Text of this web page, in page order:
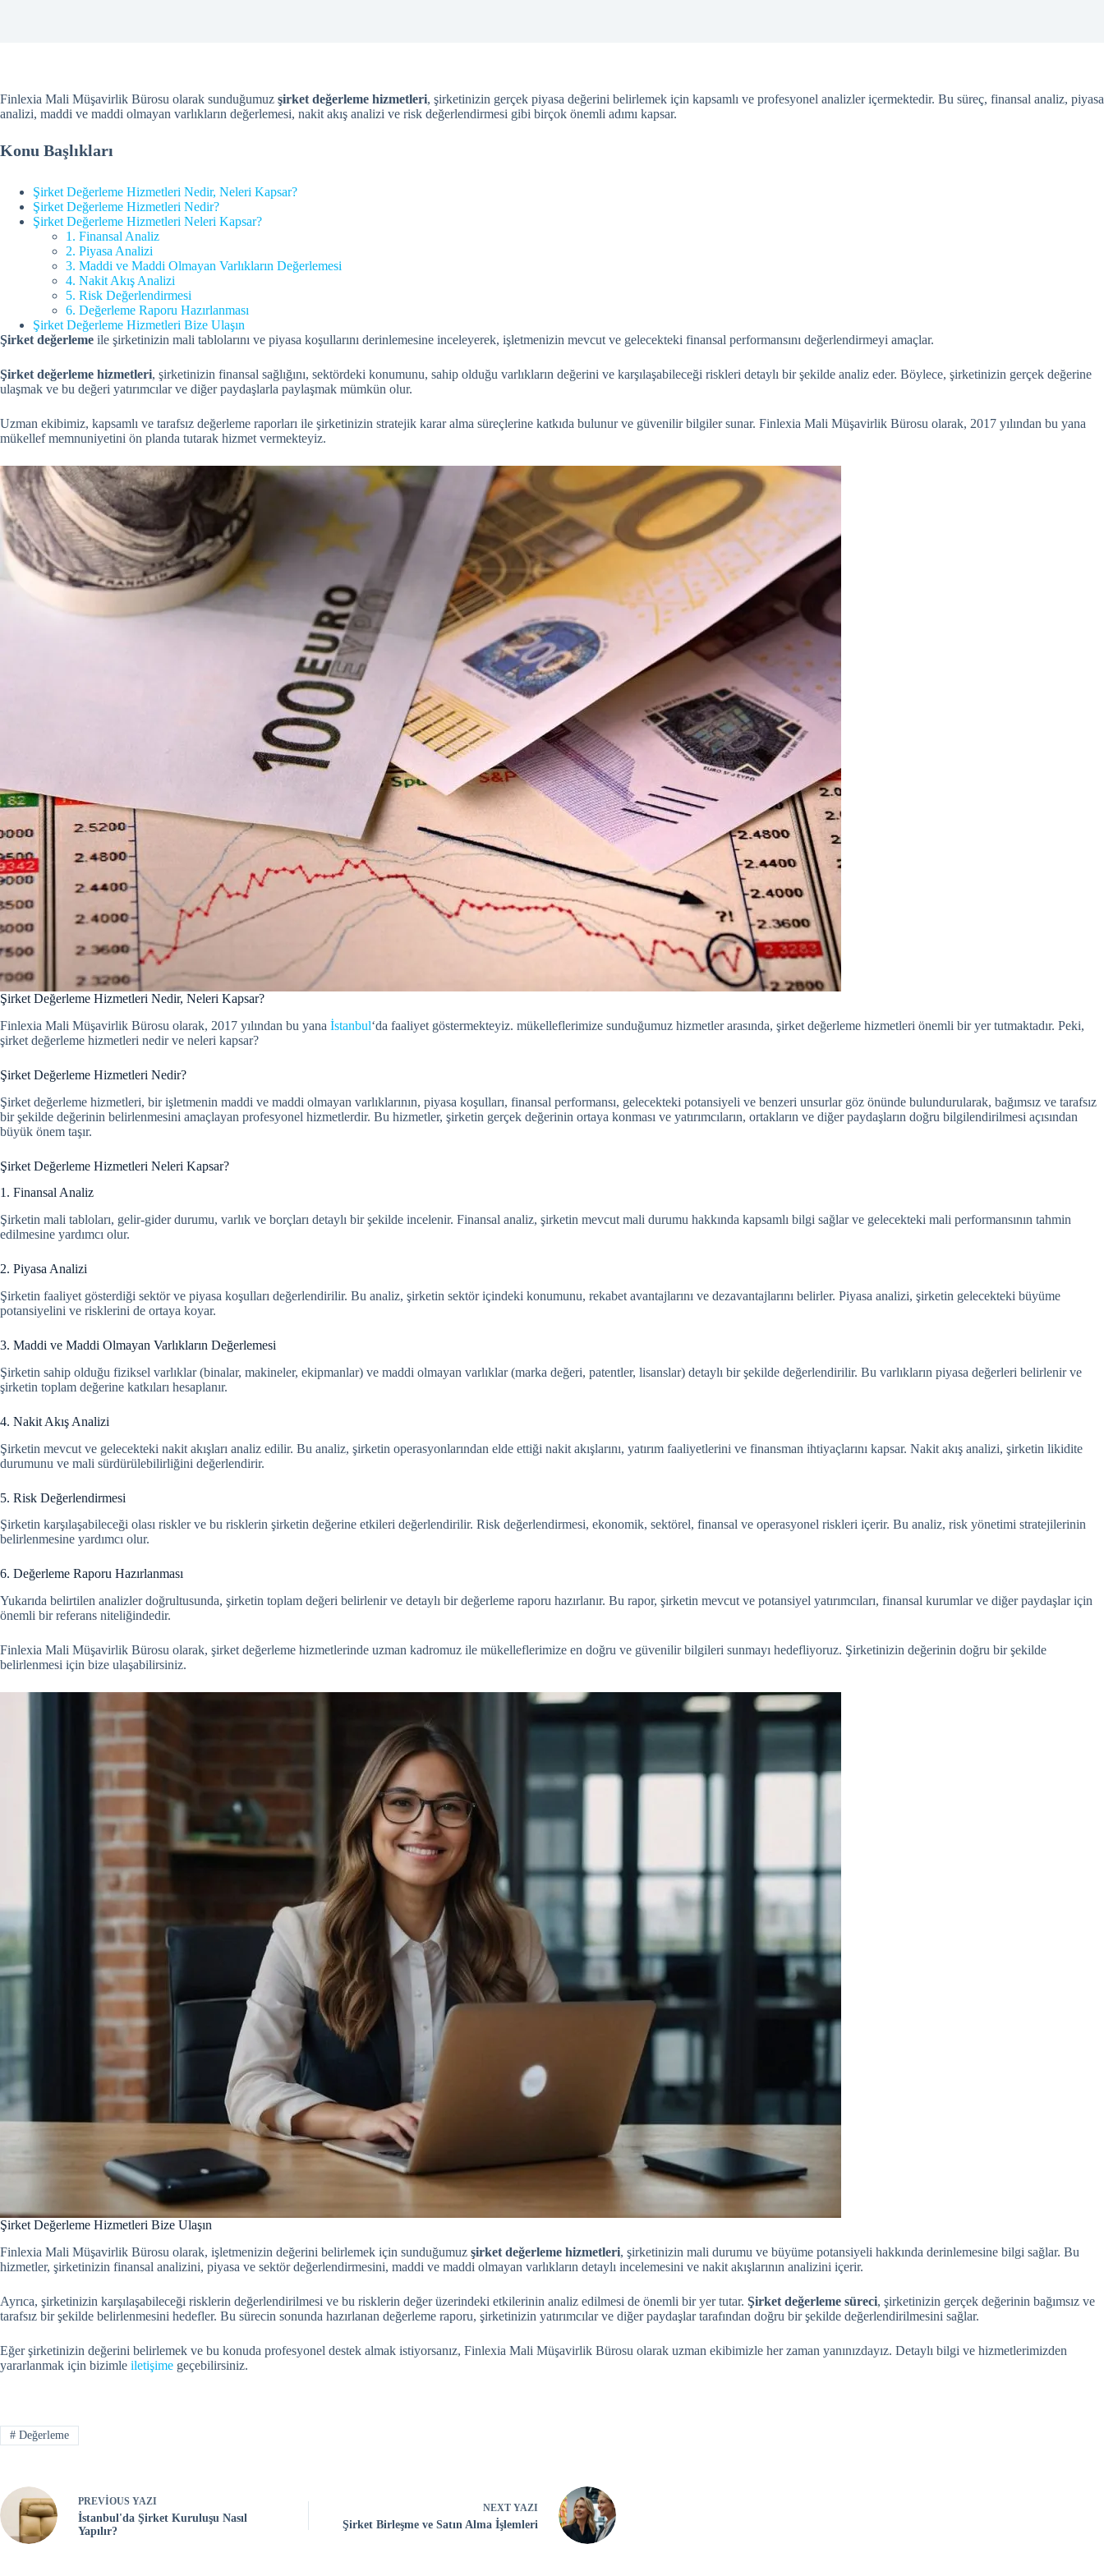
Finlexia Mali Müşavirlik Bürosu olarak sunduğumuz şirket değerleme hizmetleri, şirketinizin gerçek piyasa değerini belirlemek için kapsamlı ve profesyonel analizler içermektedir. Bu süreç, finansal analiz, piyasa
analizi, maddi ve maddi olmayan varlıkların değerlemesi, nakit akış analizi ve risk değerlendirmesi gibi birçok önemli adımı kapsar.
Konu Başlıkları
Şirket Değerleme Hizmetleri Nedir, Neleri Kapsar?
Şirket Değerleme Hizmetleri Nedir?
Şirket Değerleme Hizmetleri Neleri Kapsar?
1. Finansal Analiz
2. Piyasa Analizi
3. Maddi ve Maddi Olmayan Varlıkların Değerlemesi
4. Nakit Akış Analizi
5. Risk Değerlendirmesi
6. Değerleme Raporu Hazırlanması
Şirket Değerleme Hizmetleri Bize Ulaşın
Şirket değerleme ile şirketinizin mali tablolarını ve piyasa koşullarını derinlemesine inceleyerek, işletmenizin mevcut ve gelecekteki finansal performansını değerlendirmeyi amaçlar.
Şirket değerleme hizmetleri, şirketinizin finansal sağlığını, sektördeki konumunu, sahip olduğu varlıkların değerini ve karşılaşabileceği riskleri detaylı bir şekilde analiz eder. Böylece, şirketinizin gerçek değerine
ulaşmak ve bu değeri yatırımcılar ve diğer paydaşlarla paylaşmak mümkün olur.
Uzman ekibimiz, kapsamlı ve tarafsız değerleme raporları ile şirketinizin stratejik karar alma süreçlerine katkıda bulunur ve güvenilir bilgiler sunar. Finlexia Mali Müşavirlik Bürosu olarak, 2017 yılından bu yana
mükellef memnuniyetini ön planda tutarak hizmet vermekteyiz.
Şirket Değerleme Hizmetleri Nedir, Neleri Kapsar?
Finlexia Mali Müşavirlik Bürosu olarak, 2017 yılından bu yana İstanbul‘da faaliyet göstermekteyiz. mükelleflerimize sunduğumuz hizmetler arasında, şirket değerleme hizmetleri önemli bir yer tutmaktadır. Peki,
şirket değerleme hizmetleri nedir ve neleri kapsar?
Şirket Değerleme Hizmetleri Nedir?
Şirket değerleme hizmetleri, bir işletmenin maddi ve maddi olmayan varlıklarının, piyasa koşulları, finansal performansı, gelecekteki potansiyeli ve benzeri unsurlar göz önünde bulundurularak, bağımsız ve tarafsız
bir şekilde değerinin belirlenmesini amaçlayan profesyonel hizmetlerdir. Bu hizmetler, şirketin gerçek değerinin ortaya konması ve yatırımcıların, ortakların ve diğer paydaşların doğru bilgilendirilmesi açısından
büyük önem taşır.
Şirket Değerleme Hizmetleri Neleri Kapsar?
1. Finansal Analiz
Şirketin mali tabloları, gelir-gider durumu, varlık ve borçları detaylı bir şekilde incelenir. Finansal analiz, şirketin mevcut mali durumu hakkında kapsamlı bilgi sağlar ve gelecekteki mali performansının tahmin
edilmesine yardımcı olur.
2. Piyasa Analizi
Şirketin faaliyet gösterdiği sektör ve piyasa koşulları değerlendirilir. Bu analiz, şirketin sektör içindeki konumunu, rekabet avantajlarını ve dezavantajlarını belirler. Piyasa analizi, şirketin gelecekteki büyüme
potansiyelini ve risklerini de ortaya koyar.
3. Maddi ve Maddi Olmayan Varlıkların Değerlemesi
Şirketin sahip olduğu fiziksel varlıklar (binalar, makineler, ekipmanlar) ve maddi olmayan varlıklar (marka değeri, patentler, lisanslar) detaylı bir şekilde değerlendirilir. Bu varlıkların piyasa değerleri belirlenir ve
şirketin toplam değerine katkıları hesaplanır.
4. Nakit Akış Analizi
Şirketin mevcut ve gelecekteki nakit akışları analiz edilir. Bu analiz, şirketin operasyonlarından elde ettiği nakit akışlarını, yatırım faaliyetlerini ve finansman ihtiyaçlarını kapsar. Nakit akış analizi, şirketin likidite
durumunu ve mali sürdürülebilirliğini değerlendirir.
5. Risk Değerlendirmesi
Şirketin karşılaşabileceği olası riskler ve bu risklerin şirketin değerine etkileri değerlendirilir. Risk değerlendirmesi, ekonomik, sektörel, finansal ve operasyonel riskleri içerir. Bu analiz, risk yönetimi stratejilerinin
belirlenmesine yardımcı olur.
6. Değerleme Raporu Hazırlanması
Yukarıda belirtilen analizler doğrultusunda, şirketin toplam değeri belirlenir ve detaylı bir değerleme raporu hazırlanır. Bu rapor, şirketin mevcut ve potansiyel yatırımcıları, finansal kurumlar ve diğer paydaşlar için
önemli bir referans niteliğindedir.
Finlexia Mali Müşavirlik Bürosu olarak, şirket değerleme hizmetlerinde uzman kadromuz ile mükelleflerimize en doğru ve güvenilir bilgileri sunmayı hedefliyoruz. Şirketinizin değerinin doğru bir şekilde
belirlenmesi için bize ulaşabilirsiniz.
Şirket Değerleme Hizmetleri Bize Ulaşın
Finlexia Mali Müşavirlik Bürosu olarak, işletmenizin değerini belirlemek için sunduğumuz şirket değerleme hizmetleri, şirketinizin mali durumu ve büyüme potansiyeli hakkında derinlemesine bilgi sağlar. Bu
hizmetler, şirketinizin finansal analizini, piyasa ve sektör değerlendirmesini, maddi ve maddi olmayan varlıkların detaylı incelemesini ve nakit akışlarının analizini içerir.
Ayrıca, şirketinizin karşılaşabileceği risklerin değerlendirilmesi ve bu risklerin değer üzerindeki etkilerinin analiz edilmesi de önemli bir yer tutar. Şirket değerleme süreci, şirketinizin gerçek değerinin bağımsız ve
tarafsız bir şekilde belirlenmesini hedefler. Bu sürecin sonunda hazırlanan değerleme raporu, şirketinizin yatırımcılar ve diğer paydaşlar tarafından doğru bir şekilde değerlendirilmesini sağlar.
Eğer şirketinizin değerini belirlemek ve bu konuda profesyonel destek almak istiyorsanız, Finlexia Mali Müşavirlik Bürosu olarak uzman ekibimizle her zaman yanınızdayız. Detaylı bilgi ve hizmetlerimizden
yararlanmak için bizimle iletişime geçebilirsiniz.
#Değerleme
PREVIOUS YAZI
İstanbul'da Şirket Kuruluşu Nasıl
Yapılır?
NEXT YAZI
Şirket Birleşme ve Satın Alma İşlemleri